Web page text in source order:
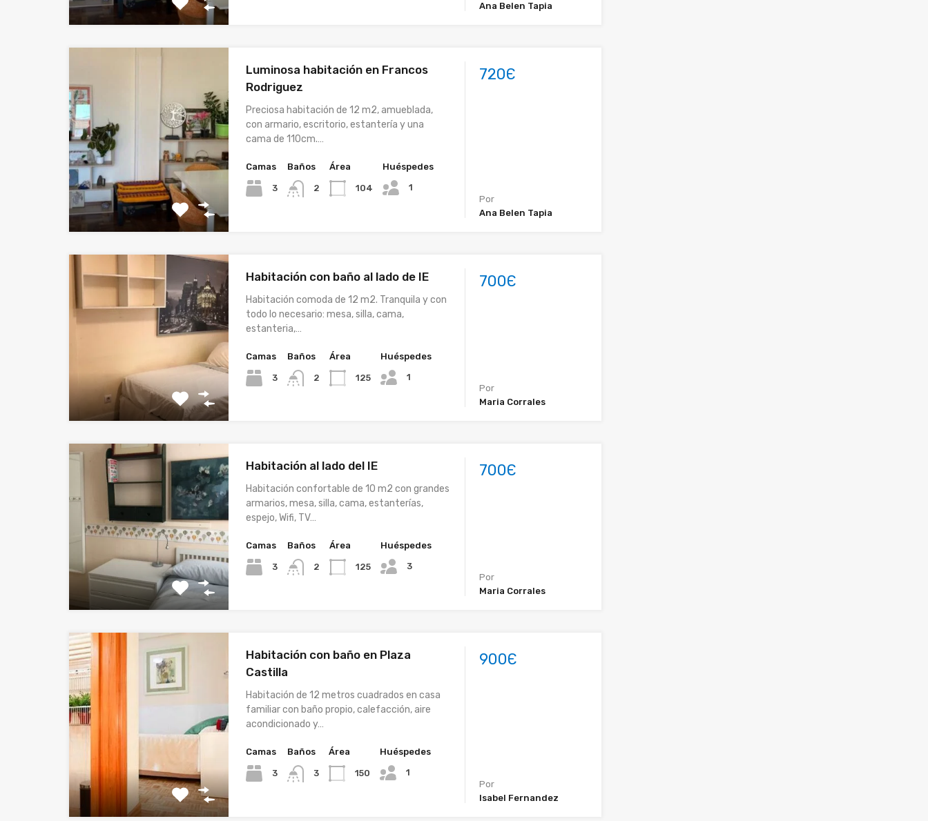
Ana Belen Tapia
Luminosa habitación en Francos
Rodriguez
Preciosa habitación de 12 m2, amueblada,
con armario, escritorio, estantería y una
cama de 110cm.…
Camas
3
Baños
2
Área
104
Huéspedes
1
720Є
Por
Ana Belen Tapia
Habitación con baño al lado de IE
Habitación comoda de 12 m2. Tranquila y con
todo lo necesario: mesa, silla, cama,
estanteria,…
Camas
3
Baños
2
Área
125
Huéspedes
1
700Є
Por
Maria Corrales
Habitación al lado del IE
Habitación confortable de 10 m2 con grandes
armarios, mesa, silla, cama, estanterías,
espejo, Wifi, TV…
Camas
3
Baños
2
Área
125
Huéspedes
3
700Є
Por
Maria Corrales
Habitación con baño en Plaza
Castilla
Habitación de 12 metros cuadrados en casa
familiar con baño propio, calefacción, aire
acondicionado y…
Camas
3
Baños
3
Área
150
Huéspedes
1
900Є
Por
Isabel Fernandez